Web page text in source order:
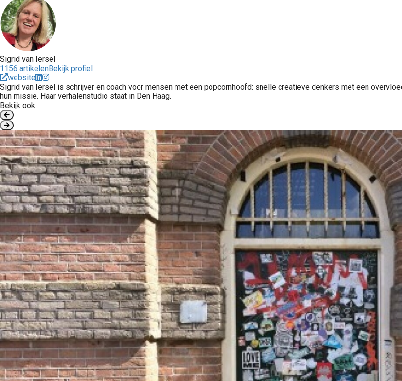
Sigrid van Iersel
1156 artikelenBekijk profiel
website
Sigrid van Iersel is schrijver en coach voor mensen met een popcornhoofd: snelle creatieve denkers met een
hun missie. Haar verhalenstudio staat in Den Haag.
Bekijk ook